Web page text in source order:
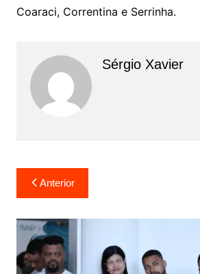
Coaraci, Correntina e Serrinha.
Sérgio Xavier
Anterior